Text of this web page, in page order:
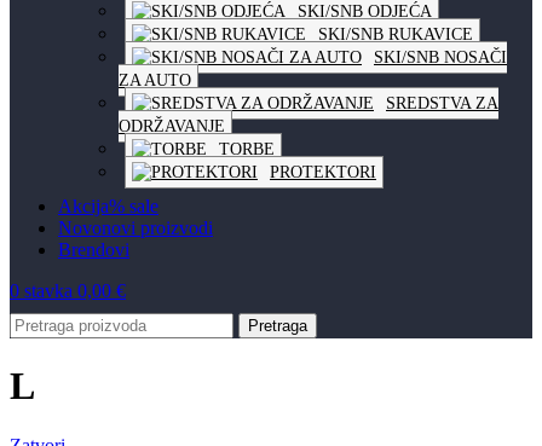
SKI/SNB ODJEĆA
SKI/SNB RUKAVICE
SKI/SNB NOSAČI
ZA AUTO
SREDSTVA ZA
ODRŽAVANJE
TORBE
PROTEKTORI
Akcija% sale
Novonovi proizvodi
Brendovi
0 stavka 0,00 €
Pretraga
L